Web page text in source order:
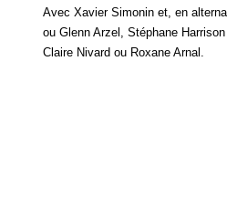
Avec Xavier Simonin et, en
ou Glenn Arzel, Stéphane
Claire Nivard ou Roxane Arnal.